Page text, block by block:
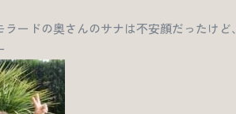
ードの奥さんのサナは不安顔だったけど、